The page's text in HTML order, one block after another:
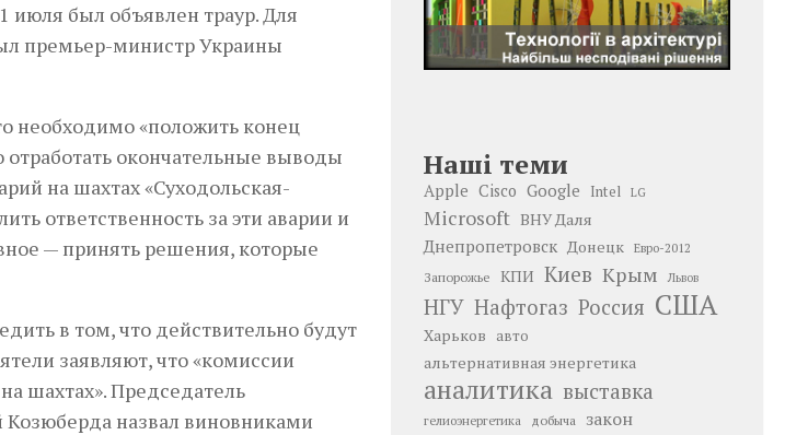
июля был объявлен траур. Для
премьер-министр Украины
необходимо «положить конец
окончательные выводы
на шахтах «Суходольская-
ответственность за эти аварии и
— принять решения, которые
в том, что действительно будут
заявляют, что «комиссии
шахтах». Председатель
назвал виновниками
Наші теми
Apple Cisco Google Intel LG
Microsoft ВНУ Даля
Днепропетровск Донецк Евро-2012
Запорожье КПИ Киев Крым Львов
НГУ Нафтогаз Россия США
Харьков авто
альтернативная энергетика
аналитика выставка
гелиоэнергетика добыча закон